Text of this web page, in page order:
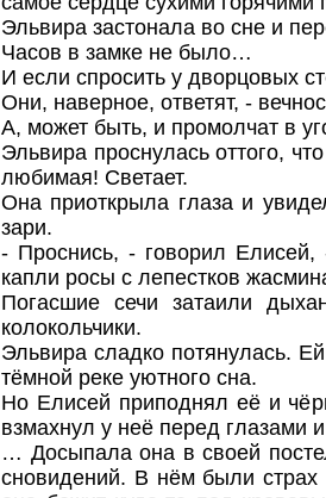
Эльвира застонала во сне и
Часов в замке не было…
И если спросить у дворцовых
Они, наверное, ответят, -
А, может быть, и промолчат в
Эльвира проснулась оттого,
любимая! Светает.
Она приоткрыла глаза и
зари.
- Проснись, - говорил Елисей,
капли росы с лепестков
Погасшие сечи затаили
колокольчики.
Эльвира сладко потянулась.
тёмной реке уютного сна.
Но Елисей приподнял её и
взмахнул у неё перед глазами
… Досыпала она в своей
сновидений. В нём были